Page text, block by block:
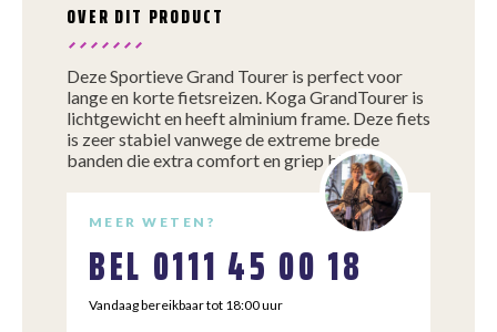
OVER DIT PRODUCT
Deze Sportieve Grand Tourer is perfect voor
lange en korte fietsreizen. Koga GrandTourer is
lichtgewicht en heeft alminium frame. Deze fiets
is zeer stabiel vanwege de extreme brede
banden die extra comfort en griep bieden.
MEER WETEN?
BEL 0111 45 00 18
Vandaag bereikbaar tot 18:00 uur